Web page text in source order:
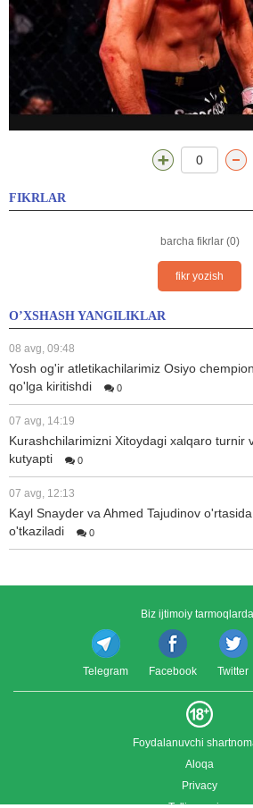
0
FIKRLAR
barcha fikrlar (0)
fikr yozish
O’XSHASH YANGILIKLAR
08 avg, 09:48
Yosh og'ir atletikachilarimiz Osiyo
qo'lga kiritishdi
0
07 avg, 14:19
Kurashchilarimizni Xitoydagi xalqaro turnir
kutyapti
0
07 avg, 12:13
Kayl Snayder va Ahmed Tajudinov
o'tkaziladi
0
Biz ijtimoiy
Telegram Facebook Twitter
Foydalanuvchi
Aloqa
Privacy